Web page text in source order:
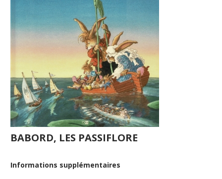
BABORD, LES PASSIFLORE
Informations supplémentaires